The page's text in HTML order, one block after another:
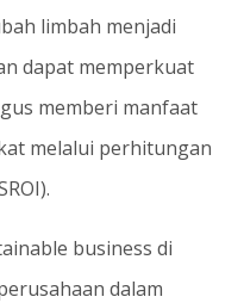
limbah menjadi
dapat memperkuat
memberi manfaat
melalui perhitungan
business di
dalam